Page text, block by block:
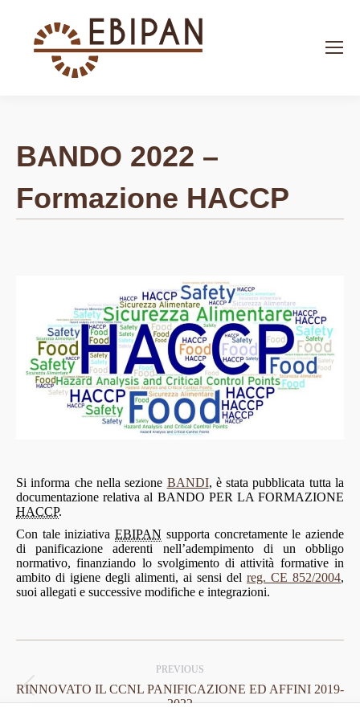
Search:
BANDO 2022 –
Formazione HACCP
Si informa che nella sezione BANDI, è stata pubblicata tutta la
documentazione relativa al BANDO PER LA FORMAZIONE
HACCP.
Con tale iniziativaEBIPAN supporta concretamente le aziende
di panificazione aderenti nell’adempimento di un obbligo
normativo, finanziando lo svolgimento di attività formative in
ambito di igiene degli alimenti, ai sensi del reg. CE 852/2004,
suoi allegati e successive modifiche e integrazioni.
PREVIOUS
Previous
post:
RINNOVATO IL CCNL PANIFICAZIONE ED AFFINI 2019-
2022